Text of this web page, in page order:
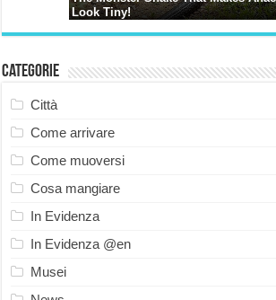
Categorie
Città
Come arrivare
Come muoversi
Cosa mangiare
In Evidenza
In Evidenza @en
Musei